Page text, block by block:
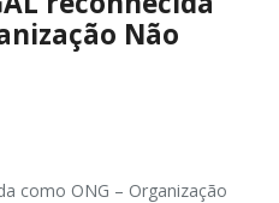
Não
como ONG – Organização